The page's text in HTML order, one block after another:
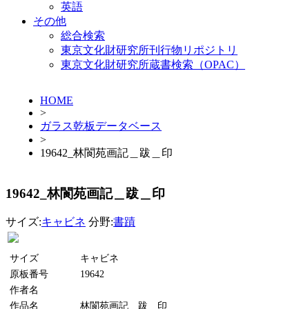
英語
その他
総合検索
東京文化財研究所刊行物リポジトリ
東京文化財研究所蔵書検索（OPAC）
HOME
>
ガラス乾板データベース
>
19642_林閬苑画記＿跋＿印
19642_林閬苑画記＿跋＿印
サイズ:キャビネ 分野:書蹟
サイズ
キャビネ
原板番号
19642
作者名
作品名
林閬苑画記＿跋＿印